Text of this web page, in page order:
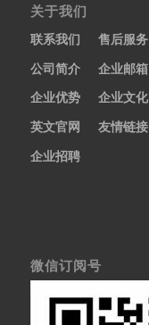
关于我们
联系我们
售后服务
公司简介
企业邮箱
企业优势
企业文化
英文官网
友情链接
企业招聘
微信订阅号